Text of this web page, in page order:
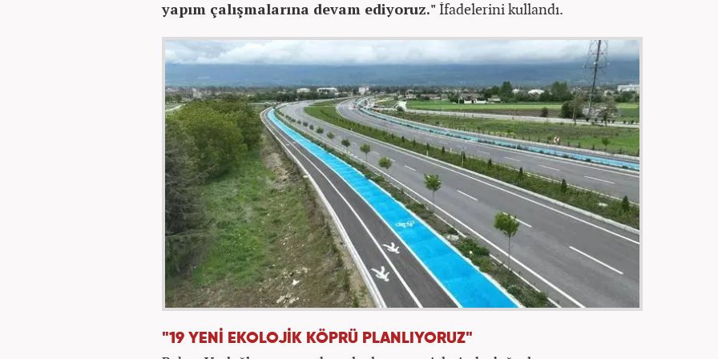
yapım çalışmalarına devam ediyoruz."İfadelerini kullandı.
"19 YENİ EKOLOJİK KÖPRÜ PLANLIYORUZ"